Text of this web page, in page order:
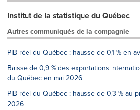
Institut de la statistique du Québec
Autres communiqués de la compagnie
PIB réel du Québec : hausse de 0,1 % en
Baisse de 0,9 % des exportations
du Québec en mai 2026
PIB réel du Québec : hausse de 0,3 % au
2026